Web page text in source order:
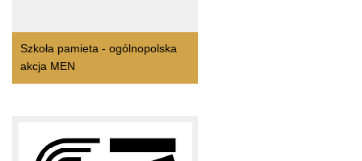
Szkoła pamieta - ogólnopolska
akcja MEN